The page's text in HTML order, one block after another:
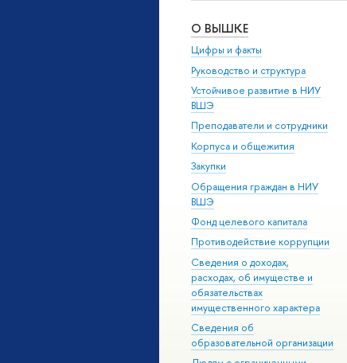
О ВЫШКЕ
Цифры и факты
Руководство и структура
Устойчивое развитие в НИУ
ВШЭ
Преподаватели и сотрудники
Корпуса и общежития
Закупки
Обращения граждан в НИУ
ВШЭ
Фонд целевого капитала
Противодействие коррупции
Сведения о доходах,
расходах, об имуществе и
обязательствах
имущественного характера
Сведения об
образовательной организации